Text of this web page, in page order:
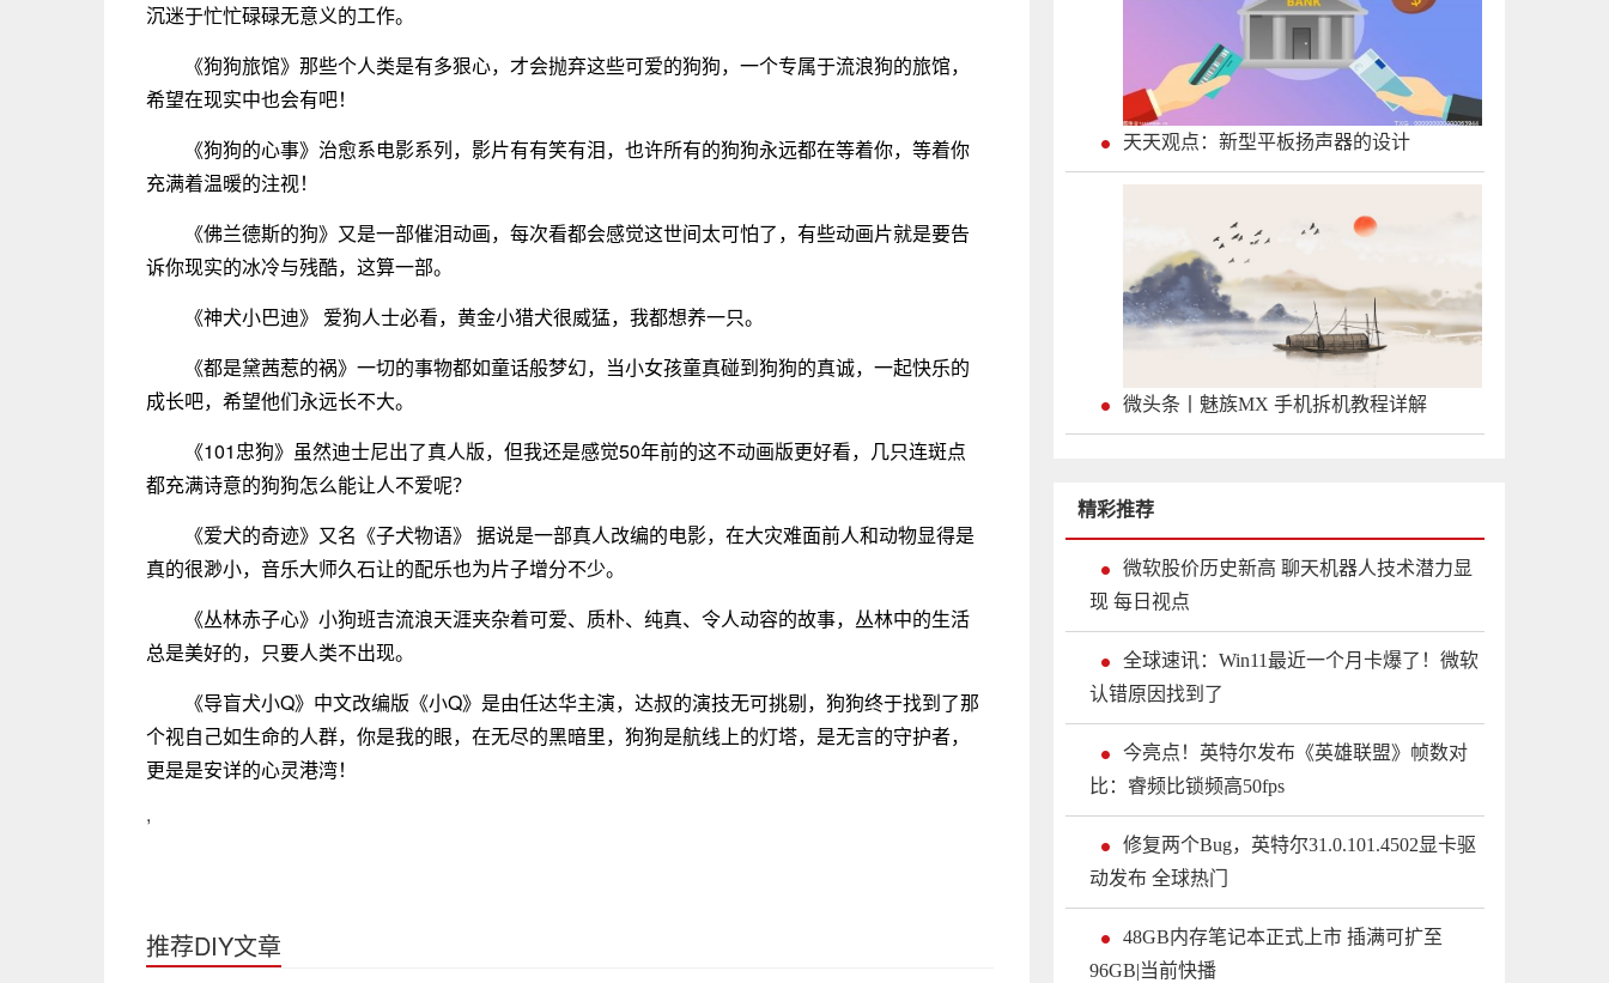
沉迷于忙忙碌碌无意义的工作。
《狗狗旅馆》那些个人类是有多狠心，才会抛弃这些可爱的狗狗，一个专属于流浪狗的旅馆，
希望在现实中也会有吧！
《狗狗的心事》治愈系电影系列，影片有有笑有泪，也许所有的狗狗永远都在等着你，等着你
充满着温暖的注视！
《佛兰德斯的狗》又是一部催泪动画，每次看都会感觉这世间太可怕了，有些动画片就是要告
诉你现实的冰冷与残酷，这算一部。
《神犬小巴迪》 爱狗人士必看，黄金小猎犬很威猛，我都想养一只。
《都是黛茜惹的祸》一切的事物都如童话般梦幻，当小女孩童真碰到狗狗的真诚，一起快乐的
成长吧，希望他们永远长不大。
《101忠狗》虽然迪士尼出了真人版，但我还是感觉50年前的这不动画版更好看，几只连斑点
都充满诗意的狗狗怎么能让人不爱呢？
《爱犬的奇迹》又名《子犬物语》 据说是一部真人改编的电影，在大灾难面前人和动物显得是
真的很渺小，音乐大师久石让的配乐也为片子增分不少。
《丛林赤子心》小狗班吉流浪天涯夹杂着可爱、质朴、纯真、令人动容的故事，丛林中的生活
总是美好的，只要人类不出现。
《导盲犬小Q》中文改编版《小Q》是由任达华主演，达叔的演技无可挑剔，狗狗终于找到了那
个视自己如生命的人群，你是我的眼，在无尽的黑暗里，狗狗是航线上的灯塔，是无言的守护者，
更是是安详的心灵港湾！
,
推荐DIY文章
天天观点：新型平板扬声器的设计
微头条丨魅族MX 手机拆机教程详解
精彩推荐
微软股价历史新高 聊天机器人技术潜力显
现 每日视点
全球速讯：Win11最近一个月卡爆了！微软
认错原因找到了
今亮点！英特尔发布《英雄联盟》帧数对
比：睿频比锁频高50fps
修复两个Bug，英特尔31.0.101.4502显卡驱
动发布 全球热门
48GB内存笔记本正式上市 插满可扩至
96GB|当前快播